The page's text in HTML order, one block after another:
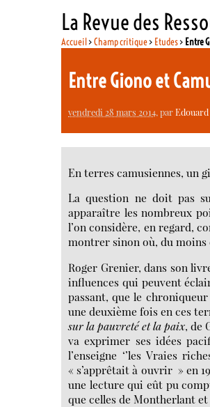
La Revue des
Accueil>Champ critique> Etudes> Entre
Entre Giono et
vendredi 28 mars 2014, par
En terres camusiennes, un
La question ne doit pas
apparaître les nombreux
l’on considère, en regard,
montrer sinon où, du moins
Roger Grenier, dans son
influences qui peuvent
passant, que le
une deuxième fois en ces
sur la pauvreté et la paix, de
va exprimer ses idées
l’enseigne ‘’les Vraies
« s’apprêtait à ouvrir » en
une lecture qui eût pu
que celles de Montherlant et